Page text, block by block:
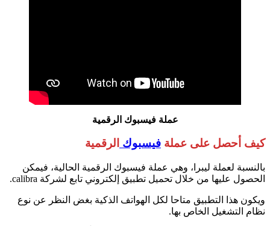
عملة فيسبوك الرقمية
كيف أحصل على عملة فيسبوك الرقمية
بالنسبة لعملة ليبرا، وهي عملة فيسبوك الرقمية الحالية، فيمكن
الحصول عليها من خلال تحميل تطبيق إلكتروني تابع لشركة calibra.
ويكون هذا التطبيق متاحا لكل الهواتف الذكية بغض النظر عن نوع
نظام التشغيل الخاص بها.